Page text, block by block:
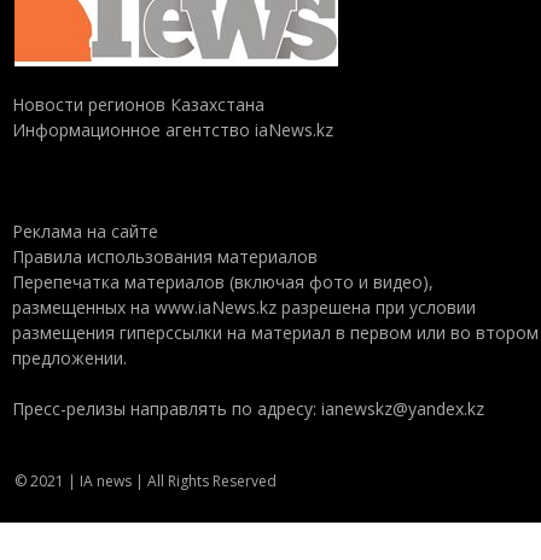
Новости регионов Казахстана
Информационное агентство iaNews.kz
Реклама на сайте
Правила использования материалов
Перепечатка материалов (включая фото и видео),
размещенных на www.iaNews.kz разрешена при условии
размещения гиперссылки на материал в первом или во втором
предложении.
Пресс-релизы направлять по адресу: ianewskz@yandex.kz
© 2021 | IA news | All Rights Reserved